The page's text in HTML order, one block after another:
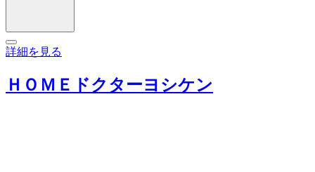
詳細を見る
ＨＯＭＥドクターヨシケン